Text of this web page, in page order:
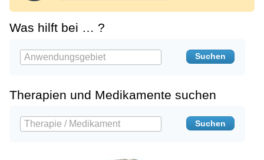
Was hilft bei … ?
Therapien und Medikamente suchen